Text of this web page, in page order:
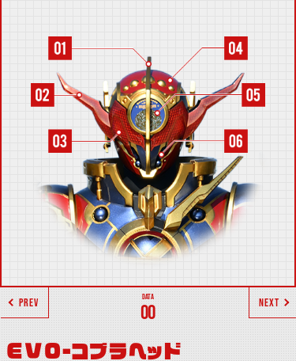
00
PREV NEXT
EVO-コブラヘッド